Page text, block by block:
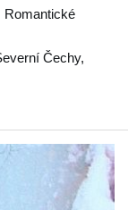
Romantické
Čechy,